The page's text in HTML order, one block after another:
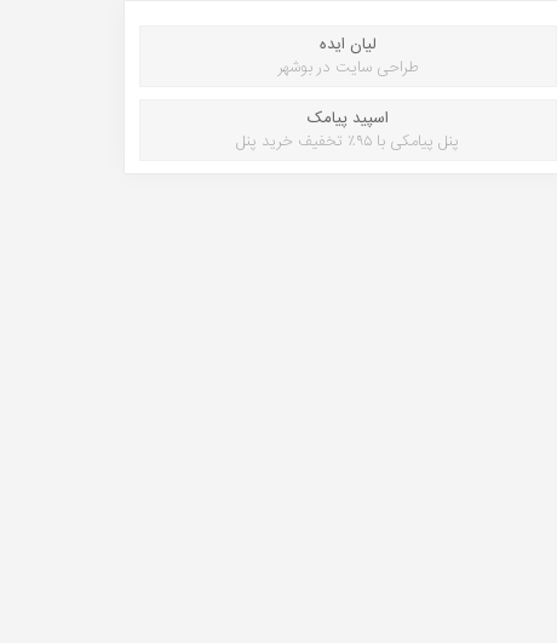
لیان ایده
طراحی سایت در بوشهر
اسپید پیامک
پنل پیامکی با ۹۵٪ تخفیف خرید پنل